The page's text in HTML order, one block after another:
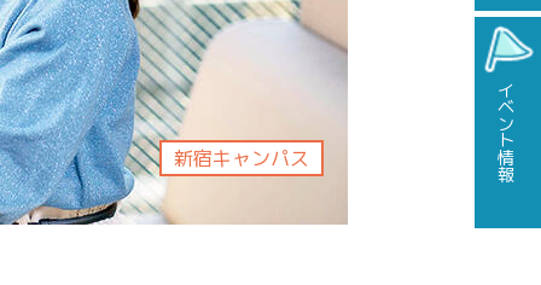
新宿キャンパス イベント情報